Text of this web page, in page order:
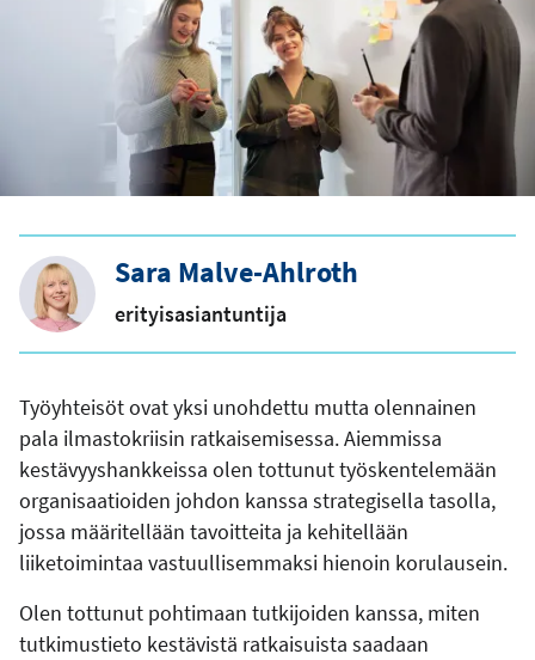
Sara Malve-Ahlroth
erityisasiantuntija
Työyhteisöt ovat yksi unohdettu mutta olennainen
pala ilmastokriisin ratkaisemisessa. Aiemmissa
kestävyyshankkeissa olen tottunut työskentelemään
organisaatioiden johdon kanssa strategisella tasolla,
jossa määritellään tavoitteita ja kehitellään
liiketoimintaa vastuullisemmaksi hienoin korulausein.
Olen tottunut pohtimaan tutkijoiden kanssa, miten
tutkimustieto kestävistä ratkaisuista saadaan